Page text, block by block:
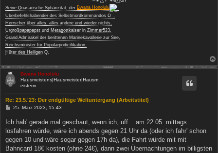
Seine Quasarische Sphärizität, der Bwana Honolulu
Überbefehlshabender des Selbstmordkommandos Ω
−
,
Herrscher über alles, alles andere und wieder nichts,
Urgroßpapapapst und Metagottkaiser in Zimmer523,
Grand Admirakel der berittenen Marinekavallerie zur See,
Reichsminister für Popularpodicifikation,
Hüter des Heiligen Q.
Bwana Honolulu
Hausmeistens|Hausmeister|Hausm
eisterin
Re: 23.5.'23: Der endgültige Weltuntergang (Arbeitstitel)
B
i
t
r
g
25. März 2023, 15:43
Ich hab' gerade mal geschaut, wenn ich, uff... am 22.05. mittags
losfahren würde, wäre ich abends gegen 21 Uhr da (oder ich fahr' schon
gegen 10 und wäre sogar gegen 17h da), die Fahrt würde mit mit
Bahncard 18€ kosten (ohne 24€), dann zwei Übernachtungen im billigsten